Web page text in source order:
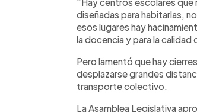
diseñadas para habitarlas,
esos lugares hay
la docencia y para la calidad
Pero lamentó que hay
desplazarse grandes
transporte colectivo.
La Asamblea Legislativa